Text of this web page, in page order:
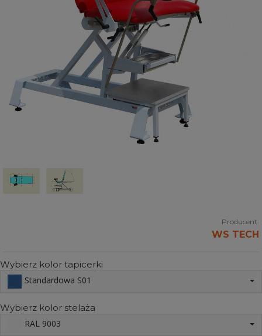
Producent:
WS TECH
Wybierz kolor tapicerki
Standardowa S01
Wybierz kolor stelaża
RAL 9003